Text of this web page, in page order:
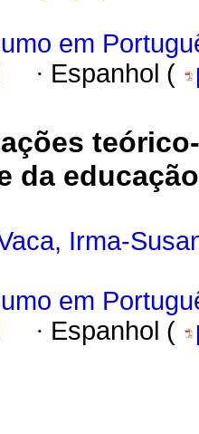
em
· Espanhol (
da
Irma-
em
· Espanhol (